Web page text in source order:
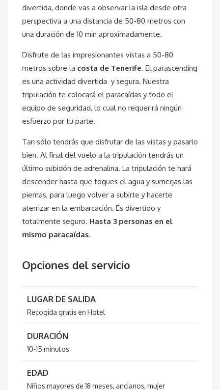
divertida, donde vas a observar la isla desde otra
perspectiva a una distancia de 50-80 metros con
una duración de 10 min aproximadamente.
Disfrute de las impresionantes vistas a 50-80
metros sobre la costa de Tenerife. El parascending
es una actividad divertida y segura. Nuestra
tripulación te colocará el paracaídas y todo el
equipo de seguridad, lo cual no requerirá ningún
esfuerzo por tu parte.
Tan sólo tendrás que disfrutar de las vistas y pasarlo
bien. Al final del vuelo a la tripulación tendrás un
último subidón de adrenalina. La tripulación te hará
descender hasta que toques el agua y sumerjas las
piernas, para luego volver a subirte y hacerte
aterrizar en la embarcación. Es divertido y
totalmente seguro. Hasta 3 personas en el
mismo paracaídas.
Opciones del servicio
LUGAR DE SALIDA
Recogida gratis en Hotel
DURACIÓN
10-15 minutos
EDAD
Niños mayores de 18 meses, ancianos, mujer